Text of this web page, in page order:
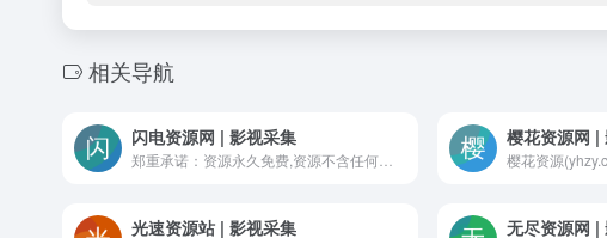
相关导航
闪电资源网 | 影视采集 樱花资源网 |
光速资源站 | 影视采集 无尽资源网 |